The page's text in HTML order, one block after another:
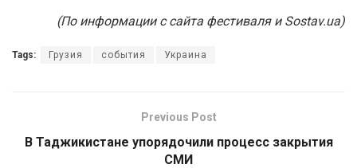
(По информации с сайта фестиваля и Sostav.ua)
Tags: Грузия события Украина
Previous Post
В Таджикистане упорядочили процесс закрытия
СМИ